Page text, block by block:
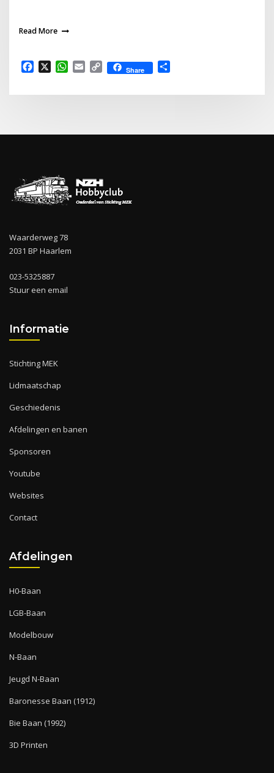
Read More
FacebookWhatsApp
EmailCopy Share
Waarderweg 78
2031 BP Haarlem
023-5325887
Stuur een email
Informatie
Stichting MEK
Lidmaatschap
Geschiedenis
Afdelingen en banen
Sponsoren
Youtube
Websites
Contact
Afdelingen
H0-Baan
LGB-Baan
Modelbouw
N-Baan
Jeugd N-Baan
Baronesse Baan (1912)
Bie Baan (1992)
3D Printen